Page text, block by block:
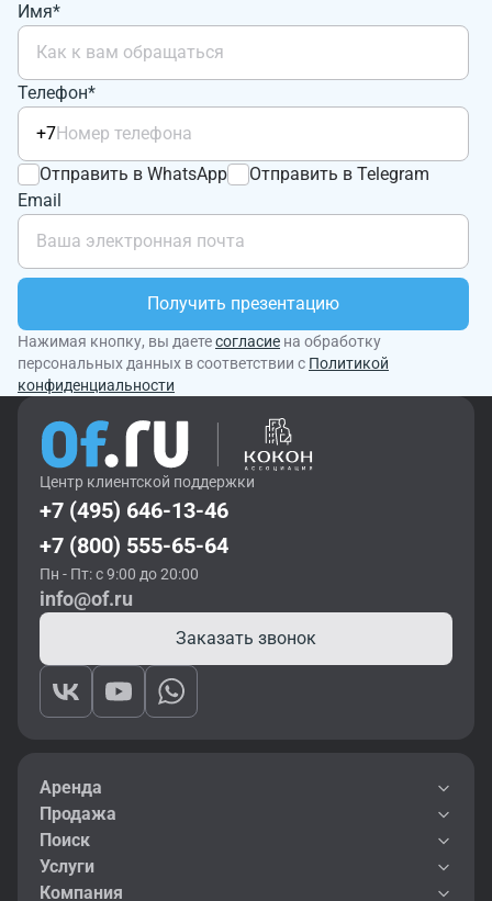
Имя*
Телефон*
+7
Отправить в WhatsApp
Отправить в Telegram
Email
Получить презентацию
Нажимая кнопку, вы даетесогласие на обработку
персональных данных в соответствии с Политикой
конфиденциальности
Центр клиентской поддержки
+7 (495) 646-13-46
+7 (800) 555-65-64
Пн - Пт: с 9:00 до 20:00
info@of.ru
Заказать звонок
Аренда
Продажа
Поиск
Услуги
Компания